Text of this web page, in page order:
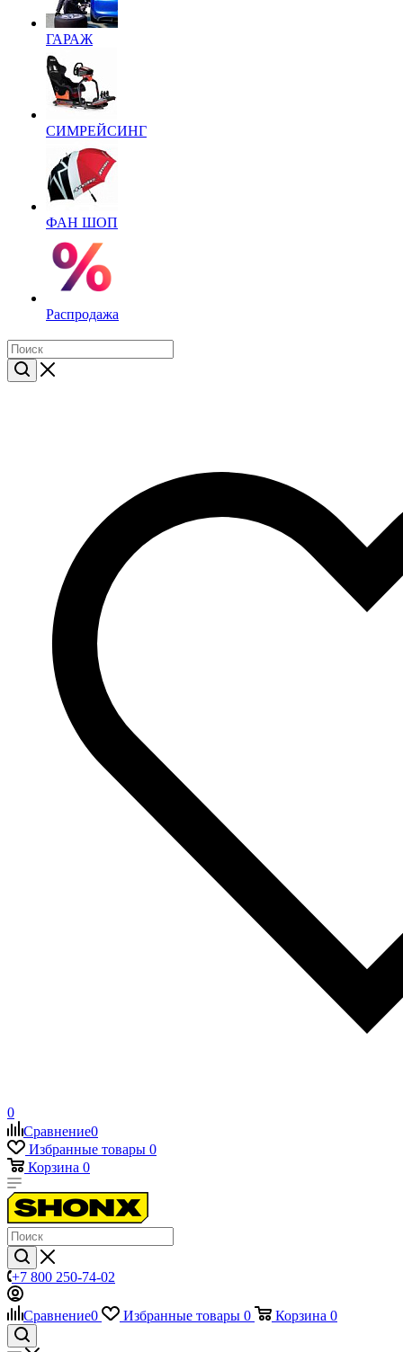
ГАРАЖ
СИМРЕЙСИНГ
ФАН ШОП
Распродажа
0
Сравнение0
Избранные товары 0
Корзина 0
+7 800 250-74-02
Сравнение0 Избранные товары 0 Корзина 0